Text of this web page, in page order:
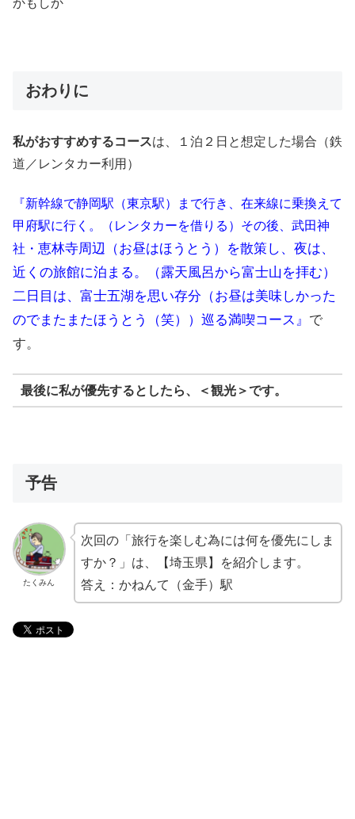
おわりに
私がおすすめするコースは、１泊２日と想定した場合（鉄
道／レンタカー利用）
『新幹線で静岡駅（東京駅）まで行き、在来線に乗換えて
甲府駅に行く。（レンタカーを借りる）その後、武田神
社・ 恵林寺周辺 （お昼はほうとう）
を散策し、夜は、
近くの旅館に泊まる。（露天風呂から富士山を拝む）
二日目は、富士五湖を思い存分（お昼は美味しかった
のでまたまたほうとう（笑））巡る満喫コース』 で
す。
最後に私が優先するとしたら、＜観光＞です。
予告
たくみん
次回の「旅行を楽しむ為には何を優先にしま
すか？」は、【埼玉県】を紹介します。
答え：かねんて（金手）駅